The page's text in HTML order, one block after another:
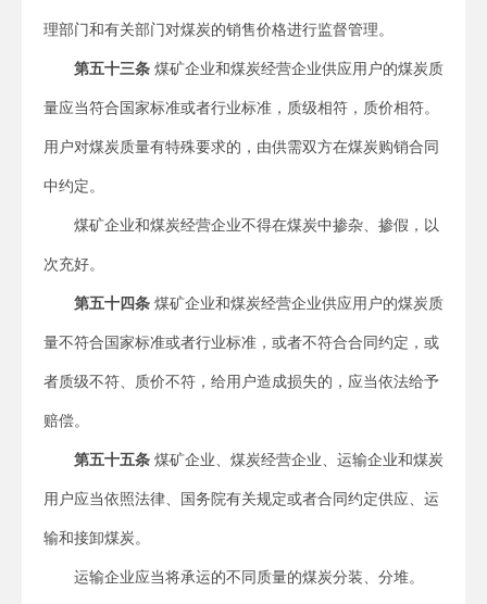
理部门和有关部门对煤炭的销售价格进行监督管理。
第五十三条 煤矿企业和煤炭经营企业供应用户的煤炭质
量应当符合国家标准或者行业标准，质级相符，质价相符。
用户对煤炭质量有特殊要求的，由供需双方在煤炭购销合同
中约定。
煤矿企业和煤炭经营企业不得在煤炭中掺杂、掺假，以
次充好。
第五十四条 煤矿企业和煤炭经营企业供应用户的煤炭质
量不符合国家标准或者行业标准，或者不符合合同约定，或
者质级不符、质价不符，给用户造成损失的，应当依法给予
赔偿。
第五十五条 煤矿企业、煤炭经营企业、运输企业和煤炭
用户应当依照法律、国务院有关规定或者合同约定供应、运
输和接卸煤炭。
运输企业应当将承运的不同质量的煤炭分装、分堆。